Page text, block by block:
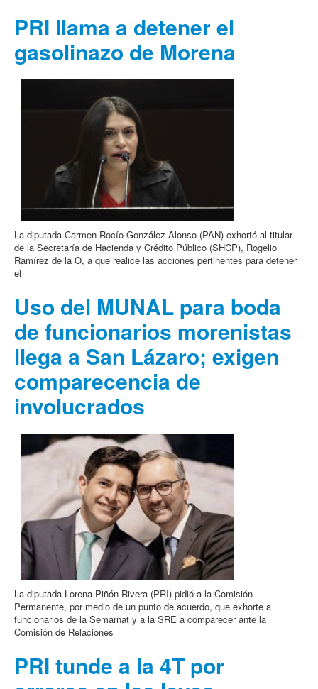
PRI llama a detener el
gasolinazo de Morena
La diputada Carmen Rocío González Alonso (PAN) exhortó al titular
de la Secretaría de Hacienda y Crédito Público (SHCP), Rogelio
Ramírez de la O, a que realice las acciones pertinentes para detener
el
Uso del MUNAL para boda
de funcionarios morenistas
llega a San Lázaro; exigen
comparecencia de
involucrados
La diputada Lorena Piñón Rivera (PRI) pidió a la Comisión
Permanente, por medio de un punto de acuerdo, que exhorte a
funcionarios de la Semarnat y a la SRE a comparecer ante la
Comisión de Relaciones
PRI tunde a la 4T por